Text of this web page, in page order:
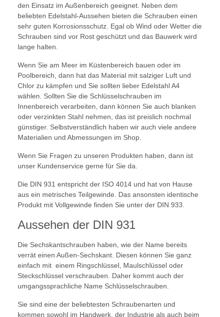
den Einsatz im Außenbereich geeignet. Neben dem
beliebten Edelstahl-Aussehen bieten die Schrauben einen
sehr guten Korrosionsschutz. Egal ob Wind oder Wetter die
Schrauben sind vor Rost geschützt und das Bauwerk wird
lange halten.
Wenn Sie am Meer im Küstenbereich bauen oder im
Poolbereich, dann hat das Material mit salziger Luft und
Chlor zu kämpfen und Sie sollten lieber Edelstahl A4
wählen. Sollten Sie die Schlüsselschrauben im
Innenbereich verarbeiten, dann können Sie auch blanken
oder verzinkten Stahl nehmen, das ist preislich nochmal
günstiger. Selbstverständlich haben wir auch viele andere
Materialien und Abmessungen im Shop.
Wenn Sie Fragen zu unseren Produkten haben, dann ist
unser Kundenservice gerne für Sie da.
Die DIN 931 entspricht der ISO 4014 und hat von Hause
aus ein metrisches Teilgewinde. Das ansonsten identische
Produkt mit Vollgewinde finden Sie unter der DIN 933.
Aussehen der DIN 931
Die Sechskantschrauben haben, wie der Name bereits
verrät einen Außen-Sechskant. Diesen können Sie ganz
einfach mit einem Ringschlüssel, Maulschlüssel oder
Steckschlüssel verschrauben. Daher kommt auch der
umgangssprachliche Name Schlüsselschrauben.
Sie sind eine der beliebtesten Schraubenarten und
kommen sowohl im Handwerk, der Industrie als auch beim